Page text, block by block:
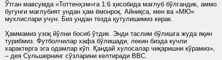
Ўтган мавсумда «Тоттенҳэм»га 1:6 ҳисобида мағлуб бўлгандик, аммо
бугунги мағлубият ундан ҳам ёмонроқ. Айниқса, мен ва «МЮ»
мухлислари учун. Биз ундан тезда қутулишимиз керак.
Ҳаммамиз узоқ йўлни босиб ўтдик. Энди таслим бўлишга жуда яқин
турибмиз. Футболчилар хафа бўлишади, лекин бизда кучли
характерга эга одамлар кўп. Қандай хулосалар чиқаришни кўрамиз»,
– дея Сульшернинг сўзларини келтиради ВВС.